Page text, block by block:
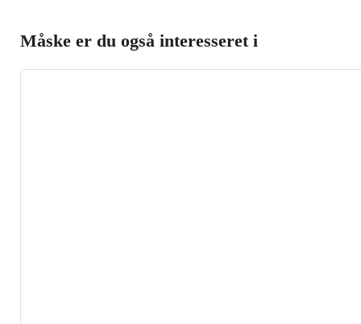
Måske er du også interesseret i